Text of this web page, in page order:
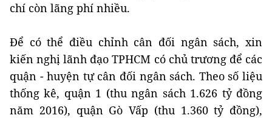
chí còn lãng phí nhiều.
Để có thể điều chỉnh cân đối ngân sách, xin
kiến nghị lãnh đạo TPHCM có chủ trương để các
quận - huyện tự cân đối ngân sách. Theo số liệu
thống kê, quận 1 (thu ngân sách 1.626 tỷ đồng
năm 2016), quận Gò Vấp (thu 1.360 tỷ đồng),